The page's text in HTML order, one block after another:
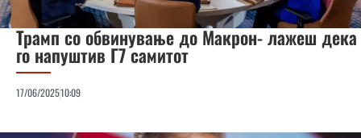
Трамп со обвинување до Макрон- лажеш дека
го напуштив Г7 самитот
17/06/202510:09